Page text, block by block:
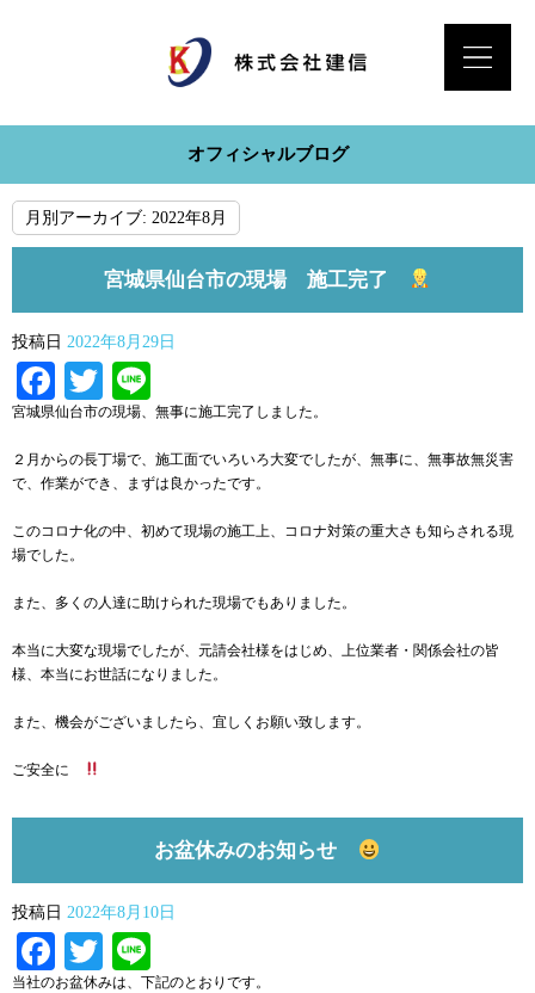
オフィシャルブログ
月別アーカイブ: 2022年8月
宮城県仙台市の現場 施工完了
投稿日 2022年8月29日
Facebook
Twitter
宮城県仙台市の現場、無事に施工完了しました。
２月からの長丁場で、施工面でいろいろ大変でしたが、無事に、無事故無災害
で、作業ができ、まずは良かったです。
このコロナ化の中、初めて現場の施工上、コロナ対策の重大さも知らされる現
場でした。
また、多くの人達に助けられた現場でもありました。
本当に大変な現場でしたが、元請会社様をはじめ、上位業者・関係会社の皆
様、本当にお世話になりました。
また、機会がございましたら、宜しくお願い致します。
ご安全に
お盆休みのお知らせ
投稿日 2022年8月10日
Facebook
Twitter
当社のお盆休みは、下記のとおりです。